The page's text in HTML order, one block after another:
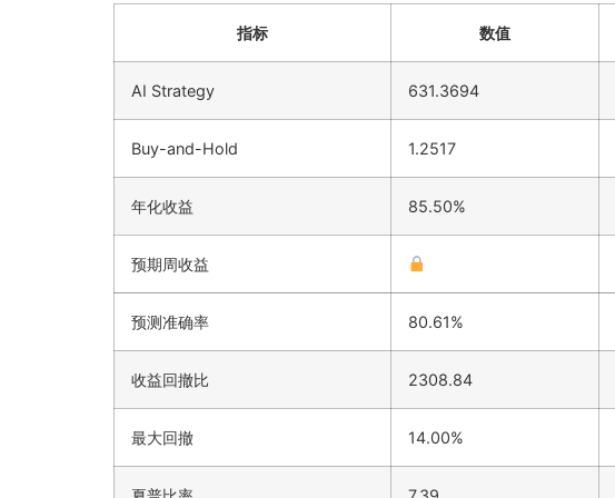
指标 数值
AI Strategy 631.3694
Buy-and-Hold 1.2517
年化收益 85.50%
预期周收益
预测准确率 80.61%
收益回撤比 2308.84
最大回撤 14.00%